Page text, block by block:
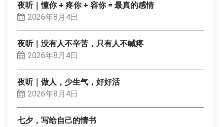
夜听｜懂你 + 疼你 + 容你 = 最真的感情
2026年8月4日
夜听｜没有人不辛苦，只有人不喊疼
2026年8月4日
夜听｜做人，少生气，好好活
2026年8月4日
七夕，写给自己的情书